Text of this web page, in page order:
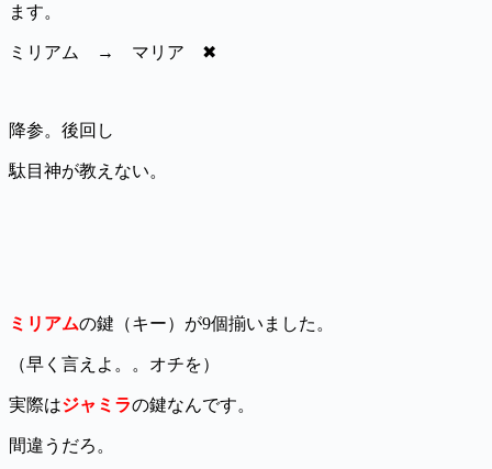
ます。
ミリアム → マリア ✖
降参。後回し
駄目神が教えない。
ミリアムの鍵（キー）が9個揃いました。
（早く言えよ。。オチを）
実際はジャミラの鍵なんです。
間違うだろ。